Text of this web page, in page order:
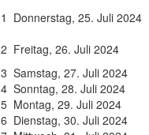
1 Donnerstag, 25. Juli 2024
2 Freitag, 26. Juli 2024
3 Samstag, 27. Juli 2024
4 Sonntag, 28. Juli 2024
5 Montag, 29. Juli 2024
6 Dienstag, 30. Juli 2024